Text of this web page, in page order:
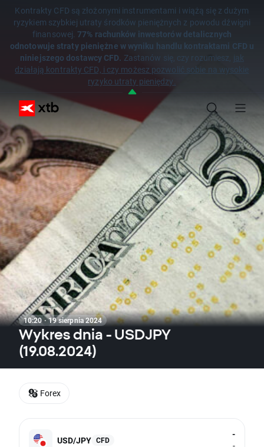
Kontrakty CFD są złożonymi instrumentami i wiążą się z dużym
ryzykiem szybkiej utraty środków pieniężnych z powodu dźwigni
finansowej.77% rachunków inwestorów detalicznych
odnotowuje straty pieniężne w wyniku handlu kontraktami CFD u
niniejszego dostawcy CFD. Zastanów się, czy rozumiesz, jak
działają kontrakty CFD, i czy możesz pozwolić sobie na wysokie
ryzyko utraty pieniędzy.
10:20 · 19 sierpnia 2024
Wykres dnia - USDJPY
(19.08.2024)
USD/JPY CFD
-
Forex